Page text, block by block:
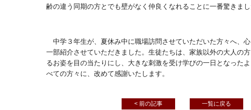
齢の違う同期の方とでも壁がなく仲良くなれることに一番驚きまし
中学３年生が、夏休み中に職場訪問させていただいた方々へ、
一部紹介させていただきました。生徒たちは、家族以外の大人の
るお姿を目の当たりにし、大きな刺激を受け学びの一日となった
べての方々に、改めて感謝いたします。
< 前の記事 一覧に戻る